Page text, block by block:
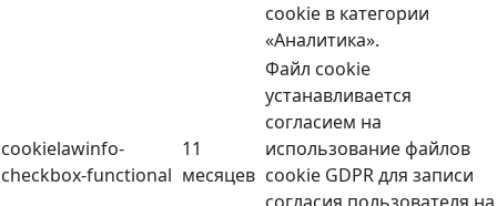
cookie в категории
«Аналитика».
cookielawinfo-
checkbox-functional
11
месяцев
Файл cookie
устанавливается
согласием на
использование файлов
cookie GDPR для записи